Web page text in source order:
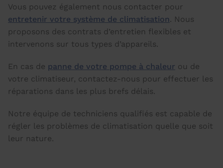
Vous pouvez également nous contacter pour
entretenir votre système de climatisation. Nous
proposons des contrats d’entretien flexibles et
intervenons sur tous types d’appareils.
En cas de panne de votre pompe à chaleur ou de
votre climatiseur, contactez-nous pour effectuer les
réparations dans les plus brefs délais.
Notre équipe de techniciens qualifiés est capable de
régler les problèmes de climatisation quelle que soit
leur nature.